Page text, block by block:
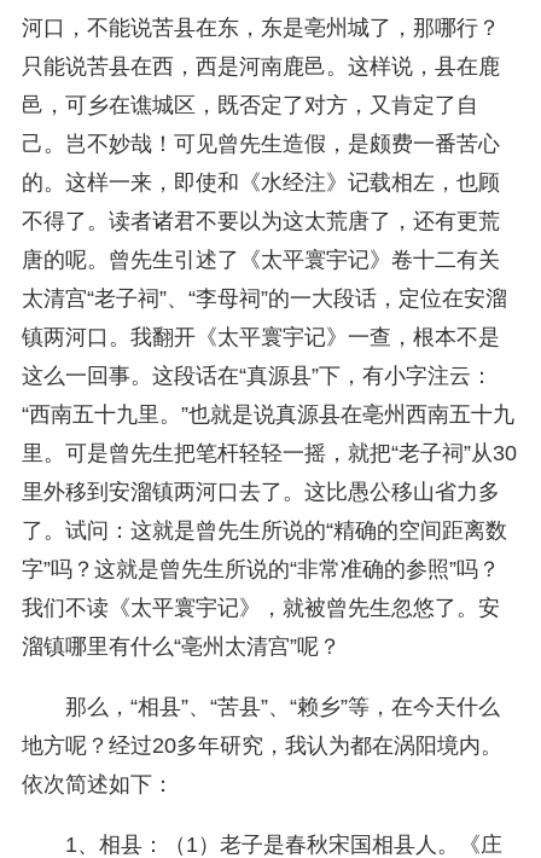
河口，不能说苦县在东，东是亳州城了，那哪行？
只能说苦县在西，西是河南鹿邑。这样说，县在鹿
邑，可乡在谯城区，既否定了对方，又肯定了自
己。岂不妙哉！可见曾先生造假，是颇费一番苦心
的。这样一来，即使和《水经注》记载相左，也顾
不得了。读者诸君不要以为这太荒唐了，还有更荒
唐的呢。曾先生引述了《太平寰宇记》卷十二有关
太清宫“老子祠”、“李母祠”的一大段话，定位在安溜
镇两河口。我翻开《太平寰宇记》一查，根本不是
这么一回事。这段话在“真源县”下，有小字注云：
“西南五十九里。”也就是说真源县在亳州西南五十九
里。可是曾先生把笔杆轻轻一摇，就把“老子祠”从30
里外移到安溜镇两河口去了。这比愚公移山省力多
了。试问：这就是曾先生所说的“精确的空间距离数
字”吗？这就是曾先生所说的“非常准确的参照”吗？
我们不读《太平寰宇记》，就被曾先生忽悠了。安
溜镇哪里有什么“亳州太清宫”呢？
那么，“相县”、“苦县”、“赖乡”等，在今天什么
地方呢？经过20多年研究，我认为都在涡阳境内。
依次简述如下：
1、相县：（1）老子是春秋宋国相县人。《庄